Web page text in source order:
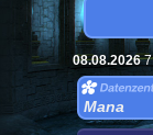
08.08.2026
Mana